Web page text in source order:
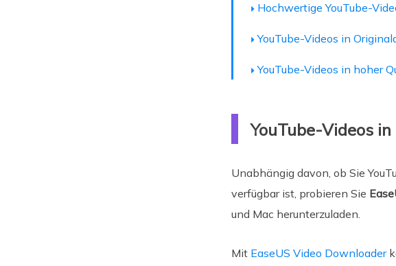
Hochwertige YouTube-
YouTube-Videos in
YouTube-Videos in hoher
YouTube-Videos
Unabhängig davon, ob Sie
verfügbar ist, probieren Sie
und Mac herunterzuladen.
Mit EaseUS Video Downloader